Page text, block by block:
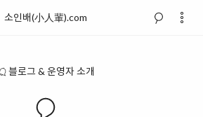
소인배(小人輩).com
블로그 & 운영자 소개